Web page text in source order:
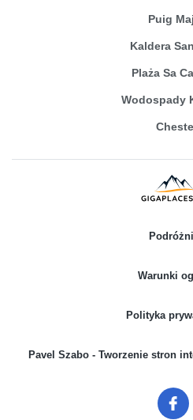
Puig
Kaldera
Plaża Sa
Wodospady
Warunki
Polityka
Pavel Szabo - Tworzenie stron